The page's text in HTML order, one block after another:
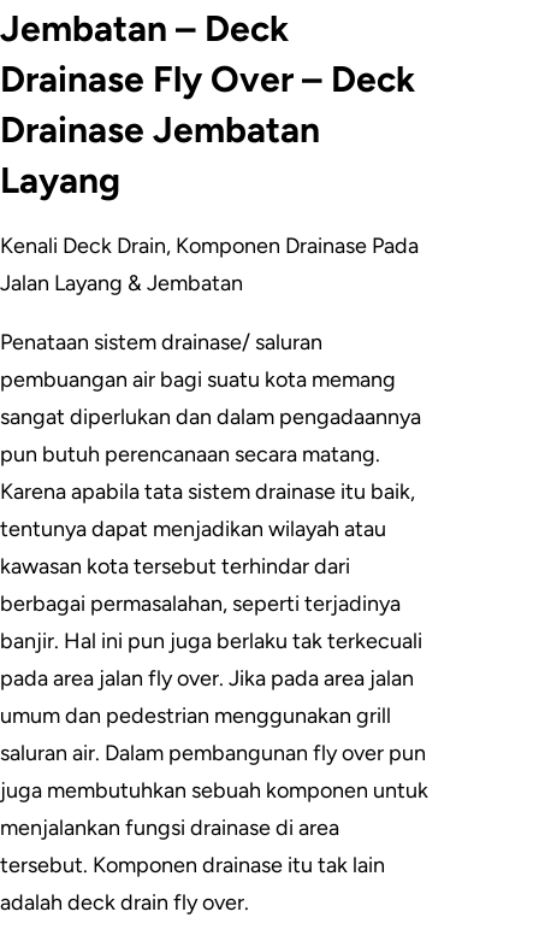
Jembatan – Deck
Drainase Fly Over – Deck
Drainase Jembatan
Layang
Kenali Deck Drain, Komponen Drainase Pada
Jalan Layang & Jembatan
Penataan sistem drainase/ saluran
pembuangan air bagi suatu kota memang
sangat diperlukan dan dalam pengadaannya
pun butuh perencanaan secara matang.
Karena apabila tata sistem drainase itu baik,
tentunya dapat menjadikan wilayah atau
kawasan kota tersebut terhindar dari
berbagai permasalahan, seperti terjadinya
banjir. Hal ini pun juga berlaku tak terkecuali
pada area jalan fly over. Jika pada area jalan
umum dan pedestrian menggunakan grill
saluran air. Dalam pembangunan fly over pun
juga membutuhkan sebuah komponen untuk
menjalankan fungsi drainase di area
tersebut. Komponen drainase itu tak lain
adalah deck drain fly over.